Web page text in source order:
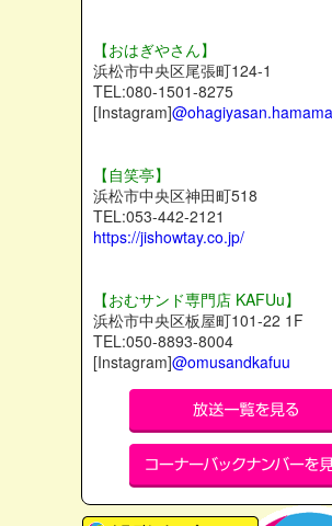
【おはぎやさん】
浜松市中央区尾張町124-1
TEL:080-1501-8275
[Instagram]
【自笑亭】
浜松市中央区神田町518
TEL:053-442-2121
https://jishowtay.co.jp/
【おむサンド専門店 KAFUu】
浜松市中央区板屋町101-22 1F
TEL:050-8893-8004
[Instagram]@omusandkafuu